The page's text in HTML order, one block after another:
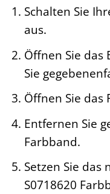
Schalten Sie
aus.
Öffnen Sie
Sie
Öffnen Sie das
Entfernen Sie
Farbband.
Setzen Sie das
S0718620